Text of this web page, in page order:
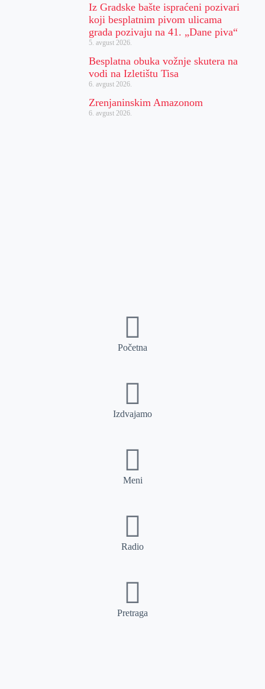
Iz Gradske bašte ispraćeni pozivari
koji besplatnim pivom ulicama
grada pozivaju na 41. „Dane piva“
5. avgust 2026.
Besplatna obuka vožnje skutera na
vodi na Izletištu Tisa
6. avgust 2026.
Zrenjaninskim Amazonom
6. avgust 2026.
Početna
Izdvajamo
Meni
Radio
Pretraga